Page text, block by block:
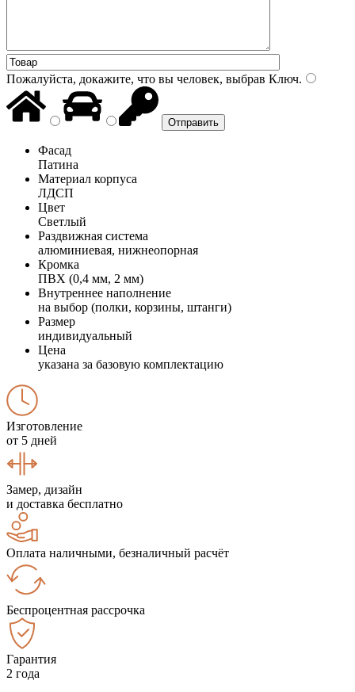
Пожалуйста, докажите, что вы человек, выбрав Ключ.
Фасад
Патина
Материал корпуса
ЛДСП
Цвет
Светлый
Раздвижная система
алюминиевая, нижнеопорная
Кромка
ПВХ (0,4 мм, 2 мм)
Внутреннее наполнение
на выбор (полки, корзины, штанги)
Размер
индивидуальный
Цена
указана за базовую комплектацию
Изготовление
от 5 дней
Замер, дизайн
и доставка бесплатно
Оплата наличными, безналичный расчёт
Беспроцентная рассрочка
Гарантия
2 года